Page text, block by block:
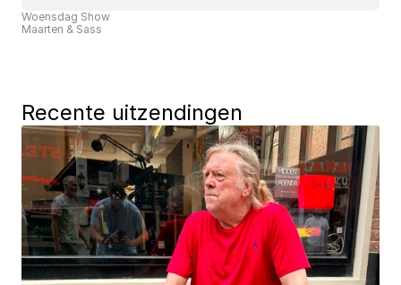
Woensdag Show
Maarten & Sass
Recente uitzendingen